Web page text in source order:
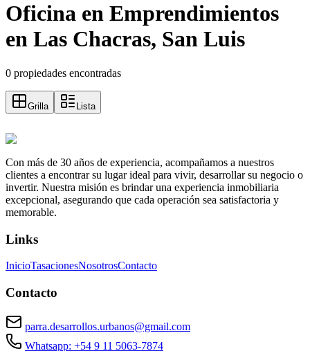
Oficina en Emprendimientos
en Las Chacras, San Luis
0 propiedades encontradas
Grilla Lista
Con más de 30 años de experiencia, acompañamos a nuestros
clientes a encontrar su lugar ideal para vivir, desarrollar su negocio o
invertir. Nuestra misión es brindar una experiencia inmobiliaria
excepcional, asegurando que cada operación sea satisfactoria y
memorable.
Links
InicioTasacionesNosotrosContacto
Contacto
parra.desarrollos.urbanos@gmail.com
Whatsapp: +54 9 11 5063-7874